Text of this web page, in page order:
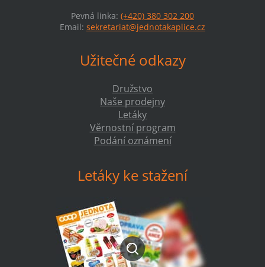
Pevná linka: (+420) 380 302 200
Email: sekretariat@jednotakaplice.cz
Užitečné odkazy
Družstvo
Naše prodejny
Letáky
Věrnostní program
Podání oznámení
Letáky ke stažení